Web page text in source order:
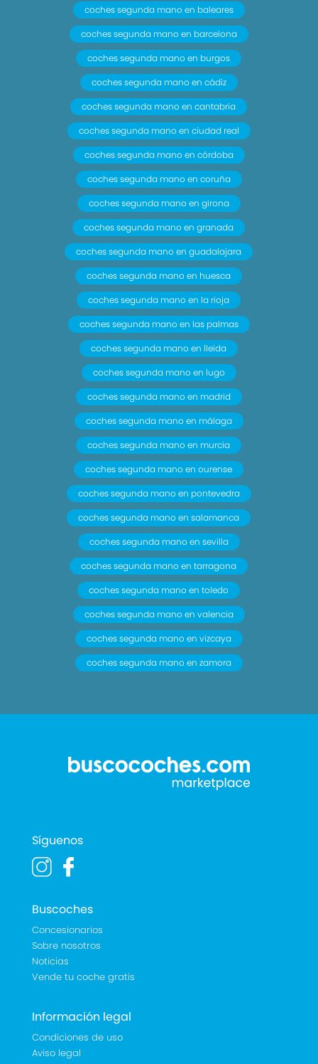
coches segunda mano en baleares
coches segunda mano en barcelona
coches segunda mano en burgos
coches segunda mano en cádiz
coches segunda mano en cantabria
coches segunda mano en ciudad real
coches segunda mano en córdoba
coches segunda mano en coruña
coches segunda mano en girona
coches segunda mano en granada
coches segunda mano en guadalajara
coches segunda mano en huesca
coches segunda mano en la rioja
coches segunda mano en las palmas
coches segunda mano en lleida
coches segunda mano en lugo
coches segunda mano en madrid
coches segunda mano en málaga
coches segunda mano en murcia
coches segunda mano en ourense
coches segunda mano en pontevedra
coches segunda mano en salamanca
coches segunda mano en sevilla
coches segunda mano en tarragona
coches segunda mano en toledo
coches segunda mano en valencia
coches segunda mano en vizcaya
coches segunda mano en zamora
Síguenos
Buscoches
Concesionarios
Sobre nosotros
Noticias
Vende tu coche gratis
Información legal
Condiciones de uso
Aviso legal